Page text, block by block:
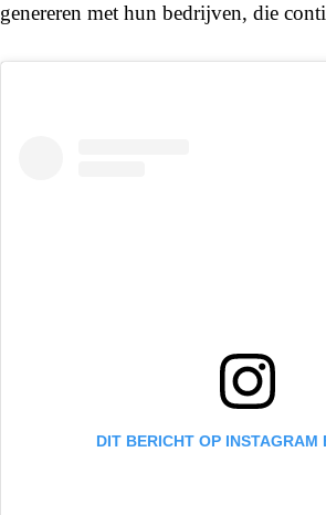
genereren met hun bedrijven, die
DIT BERICHT OP INSTAGRAM